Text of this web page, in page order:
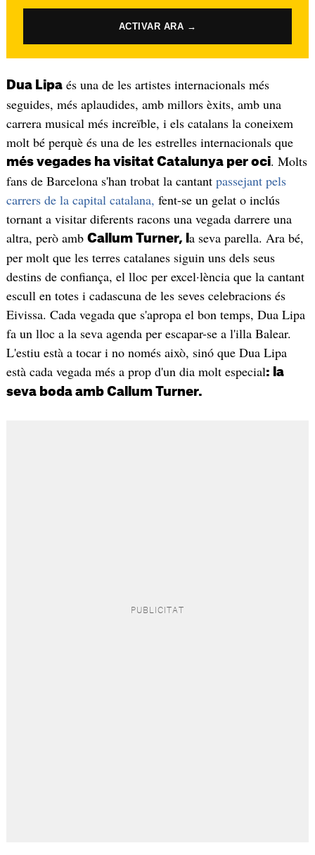
ACTIVAR ARA →
Dua Lipaés una de les artistes internacionals més
seguides, més aplaudides, amb millors èxits, amb una
carrera musical més increïble, i els catalans la coneixem
molt bé perquè és una de les estrelles internacionals que
més vegades ha visitat Catalunya per oci. Molts
fans de Barcelona s'han trobat la cantantpassejant pels
carrers de la capital catalana, fent-se un gelat o inclús
tornant a visitar diferents racons una vegada darrere una
altra, però amb Callum Turner, l a seva parella. Ara bé,
per molt que les terres catalanes siguin uns dels seus
destins de confiança, el lloc per excel·lència que la cantant
escull en totes i cadascuna de les seves celebracions és
Eivissa. Cada vegada que s'apropa el bon temps, Dua Lipa
fa un lloc a la seva agenda per escapar-se a l'illa Balear.
L'estiu està a tocar i no només això, sinó que Dua Lipa
està cada vegada més a prop d'un dia molt especial: la
seva boda amb Callum Turner.